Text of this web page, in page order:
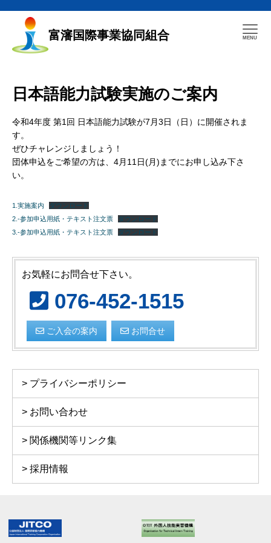
富瀋国際事業協同組合
日本語能力試験実施のご案内
令和4年度 第1回 日本語能力試験が7月3日（日）に開催されま
す。
ぜひチャレンジしましょう！
団体申込をご希望の方は、4月11日(月)までにお申し込み下さ
い。
1.実施案内
ダウンロード
2.-参加申込用紙・テキスト注文票
ダウンロード
3.-参加申込用紙・テキスト注文票
ダウンロード
お気軽にお問合せ下さい。
076-452-1515
ご入会の案内 お問合せ
プライバシーポリシー
お問い合わせ
関係機関等リンク集
採用情報